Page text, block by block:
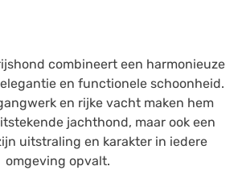
combineert een harmonieuze
en functionele schoonheid.
en rijke vacht maken hem
jachthond, maar ook een
uitstraling en karakter in iedere
omgeving opvalt.